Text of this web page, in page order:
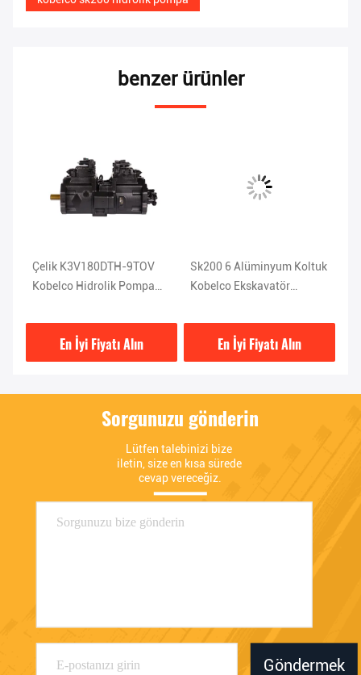
benzer ürünler
Çelik K3V180DTH-9TOV
Kobelco Hidrolik Pompa
Parçaları
En İyi Fiyatı Alın
Sk200 6 Alüminyum Koltuk
Kobelco Ekskavatör
9T1L
En İyi Fiyatı Alın
Sorgunuzu gönderin
Lütfen talebinizi bize
iletin, size en kısa sürede
cevap vereceğiz.
Göndermek